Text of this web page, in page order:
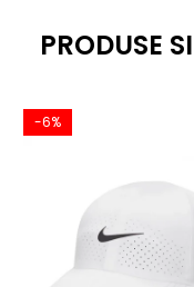
PRODUSE
-6%